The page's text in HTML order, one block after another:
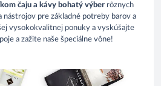
čaju a kávy bohatý výber rôznych
pre základné potreby barov a
vysokokvalitnej ponuky a vyskúšajte
a zažite naše špeciálne vône!